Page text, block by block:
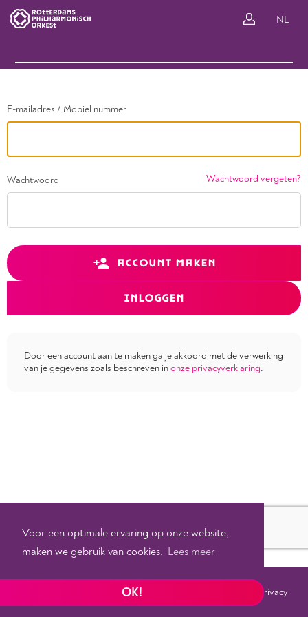
Voor een optimale ervaring op onze website,
maken we gebruik van cookies. Lees meer
OK!
NL
E-mailadres / Mobiel nummer
Wachtwoord Wachtwoord vergeten?
ACCOUNT MAKEN
INLOGGEN
Door een account aan te maken ga je akkoord met de verwerking
van je gegevens zoals beschreven inonze privacyverklaring.
Tixly Privacy